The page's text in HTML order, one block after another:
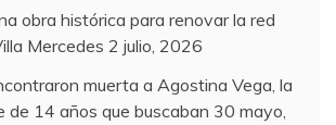
obra histórica para renovar la red
Mercedes 2 julio, 2026
muerta a Agostina Vega, la
de 14 años que buscaban 30 mayo,